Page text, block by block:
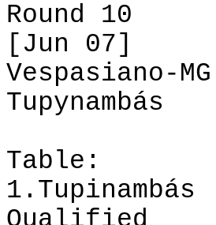
Round 10
[Jun 07]
Vespasiano-MG
Tupynambás
Table:
1.Tupinambás